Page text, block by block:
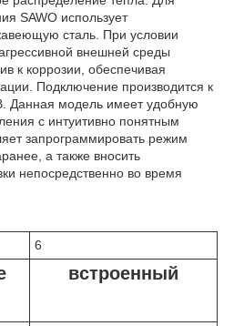
SAWO использует
сталь. При условии
внешней среды
к коррозии, обеспечивая
Подключение производится к
Данная модель имеет удобную
с интуитивно понятным
запрограммировать режим
а также вносить
непосредственно во время
6
встроенный